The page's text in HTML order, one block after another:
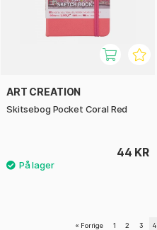
ART CREATION
Skitsebog Pocket Coral Red
44 KR
« Forrige 1 2 3 4